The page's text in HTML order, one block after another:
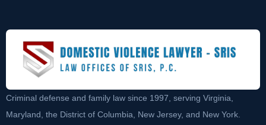
Criminal defense and family law since 1997, serving Virginia,
Maryland, the District of Columbia, New Jersey, and New York.